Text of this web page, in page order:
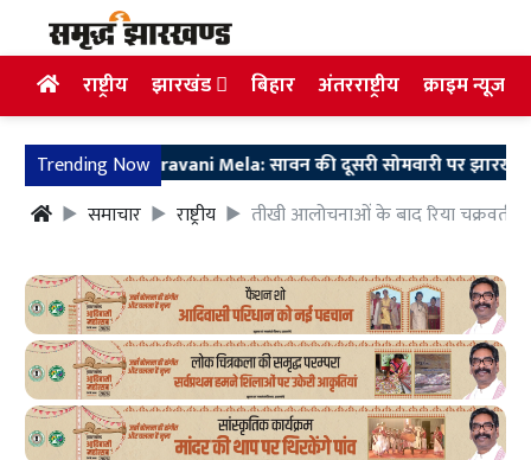
राष्ट्रीय झारखंड बिहार अंतरराष्ट्रीय क्राइम न्यूज
Trending Now
Shravani Mela: सावन की दूसरी सोमवारी पर झारखंडधाम में
समाचार
राष्ट्रीय तीखी आलोचनाओं के बाद रिया